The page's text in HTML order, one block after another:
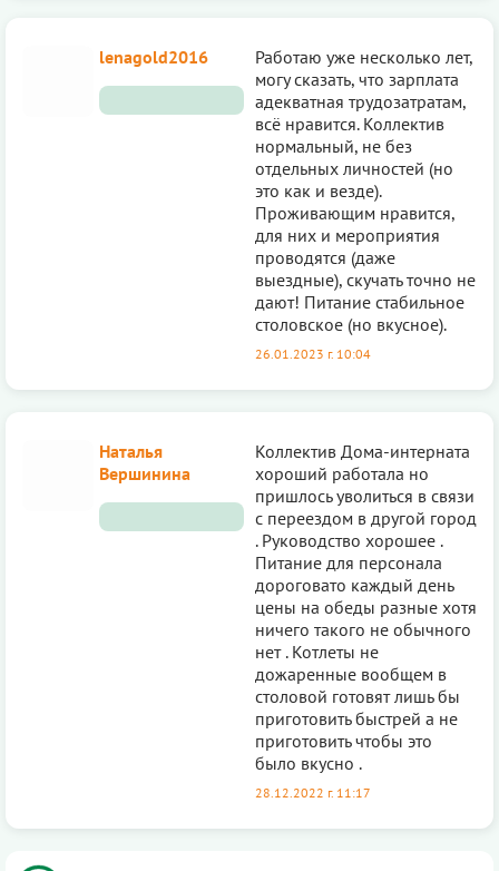
lenagold2016
Работаю уже несколько лет,
могу сказать, что зарплата
адекватная трудозатратам,
всё нравится. Коллектив
нормальный, не без
отдельных личностей (но
это как и везде).
Проживающим нравится,
для них и мероприятия
проводятся (даже
выездные), скучать точно не
дают! Питание стабильное
столовское (но вкусное).
26.01.2023 г. 10:04
Наталья
Вершинина
Коллектив Дома-интерната
хороший работала но
пришлось уволиться в связи
с переездом в другой город
. Руководство хорошее .
Питание для персонала
дороговато каждый день
цены на обеды разные хотя
ничего такого не обычного
нет . Котлеты не
дожаренные вообщем в
столовой готовят лишь бы
приготовить быстрей а не
приготовить чтобы это
было вкусно .
28.12.2022 г. 11:17